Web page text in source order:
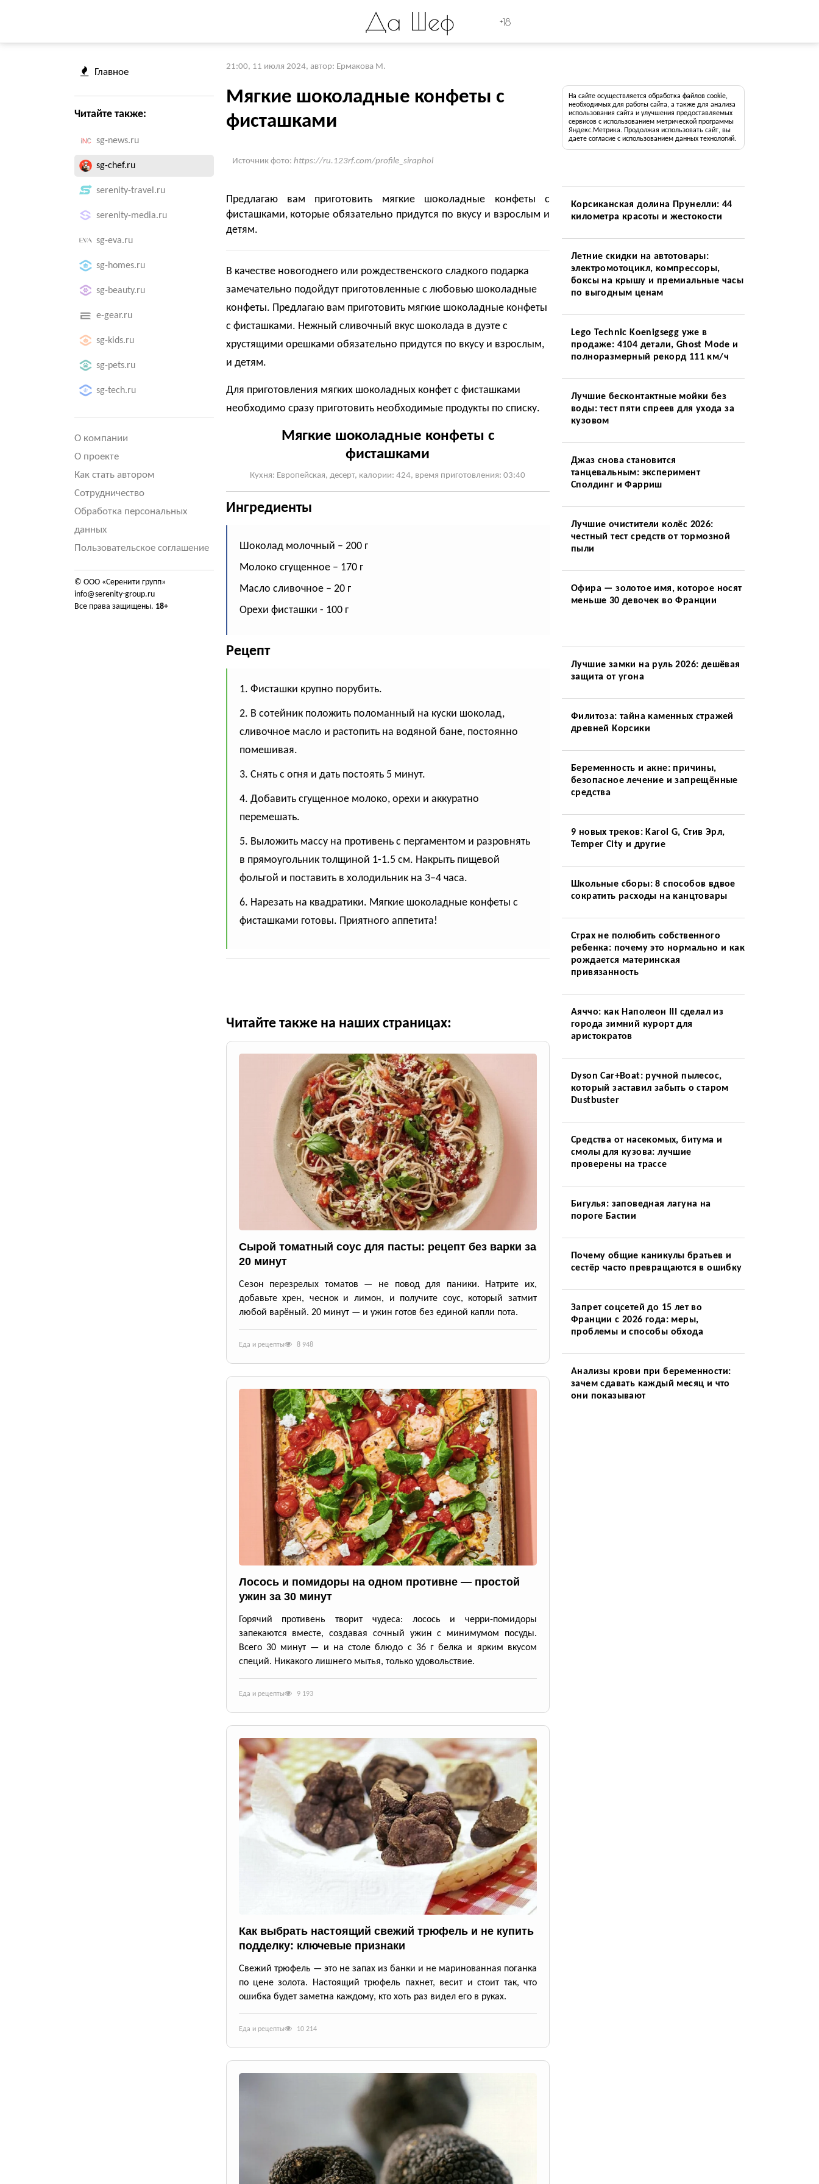
Да Шеф +18
Главное
Читайте также:
sg-news.ru
sg-chef.ru
serenity-travel.ru
serenity-media.ru
sg-eva.ru
sg-homes.ru
sg-beauty.ru
e-gear.ru
sg-kids.ru
sg-pets.ru
sg-tech.ru
О компании
О проекте
Как стать автором
Сотрудничество
Обработка персональных
данных
Пользовательское соглашение
© ООО «Серенити групп»
info@serenity-group.ru
Все права защищены. 18+
21:00, 11 июля 2024, автор: Ермакова М.
Мягкие шоколадные конфеты с
фисташками
Источник фото: https://ru.123rf.com/profile_siraphol
Предлагаю вам приготовить мягкие шоколадные конфеты с
фисташками, которые обязательно придутся по вкусу и взрослым и
детям.
В качестве новогоднего или рождественского сладкого подарка
замечательно подойдут приготовленные с любовью шоколадные
конфеты. Предлагаю вам приготовить мягкие шоколадные конфеты
с фисташками. Нежный сливочный вкус шоколада в дуэте с
хрустящими орешками обязательно придутся по вкусу и взрослым,
и детям.
Для приготовления мягких шоколадных конфет с фисташками
необходимо сразу приготовить необходимые продукты по списку.
Мягкие шоколадные конфеты с
фисташками
Кухня: Европейская, десерт, калории: 424, время приготовления: 03:40
Ингредиенты
Шоколад молочный – 200 г
Молоко сгущенное – 170 г
Масло сливочное – 20 г
Орехи фисташки - 100 г
Рецепт
1. Фисташки крупно порубить.
2. В сотейник положить поломанный на куски шоколад,
сливочное масло и растопить на водяной бане, постоянно
помешивая.
3. Снять с огня и дать постоять 5 минут.
4. Добавить сгущенное молоко, орехи и аккуратно
перемешать.
5. Выложить массу на противень с пергаментом и разровнять
в прямоугольник толщиной 1-1.5 см. Накрыть пищевой
фольгой и поставить в холодильник на 3–4 часа.
6. Нарезать на квадратики. Мягкие шоколадные конфеты с
фисташками готовы. Приятного аппетита!
Читайте также на наших страницах:
Сырой томатный соус для пасты: рецепт без варки за
20 минут
Сезон перезрелых томатов — не повод для паники. Натрите их,
добавьте хрен, чеснок и лимон, и получите соус, который затмит
любой варёный. 20 минут — и ужин готов без единой капли пота.
Еда и рецепты 8 948
Лосось и помидоры на одном противне — простой
ужин за 30 минут
Горячий противень творит чудеса: лосось и черри-помидоры
запекаются вместе, создавая сочный ужин с минимумом посуды.
Всего 30 минут — и на столе блюдо с 36 г белка и ярким вкусом
специй. Никакого лишнего мытья, только удовольствие.
Еда и рецепты 9 193
Как выбрать настоящий свежий трюфель и не купить
подделку: ключевые признаки
Свежий трюфель — это не запах из банки и не маринованная поганка
по цене золота. Настоящий трюфель пахнет, весит и стоит так, что
ошибка будет заметна каждому, кто хоть раз видел его в руках.
Еда и рецепты 10 214
На сайте осуществляется обработка файлов cookie,
необходимых для работы сайта, а также для анализа
использования сайта и улучшения предоставляемых
сервисов с использованием метрической программы
Яндекс.Метрика. Продолжая использовать сайт, вы
даете согласие с использованием данных технологий.
Корсиканская долина Прунелли: 44
километра красоты и жестокости
Летние скидки на автотовары:
электромотоцикл, компрессоры,
боксы на крышу и премиальные часы
по выгодным ценам
Lego Technic Koenigsegg уже в
продаже: 4104 детали, Ghost Mode и
полноразмерный рекорд 111 км/ч
Лучшие бесконтактные мойки без
воды: тест пяти спреев для ухода за
кузовом
Джаз снова становится
танцевальным: эксперимент
Сполдинг и Фарриш
Лучшие очистители колёс 2026:
честный тест средств от тормозной
пыли
Офира — золотое имя, которое носят
меньше 30 девочек во Франции
Лучшие замки на руль 2026: дешёвая
защита от угона
Филитоза: тайна каменных стражей
древней Корсики
Беременность и акне: причины,
безопасное лечение и запрещённые
средства
9 новых треков: Karol G, Стив Эрл,
Temper City и другие
Школьные сборы: 8 способов вдвое
сократить расходы на канцтовары
Страх не полюбить собственного
ребенка: почему это нормально и как
рождается материнская
привязанность
Аяччо: как Наполеон III сделал из
города зимний курорт для
аристократов
Dyson Car+Boat: ручной пылесос,
который заставил забыть о старом
Dustbuster
Средства от насекомых, битума и
смолы для кузова: лучшие
проверены на трассе
Бигулья: заповедная лагуна на
пороге Бастии
Почему общие каникулы братьев и
сестёр часто превращаются в ошибку
Запрет соцсетей до 15 лет во
Франции с 2026 года: меры,
проблемы и способы обхода
Анализы крови при беременности:
зачем сдавать каждый месяц и что
они показывают